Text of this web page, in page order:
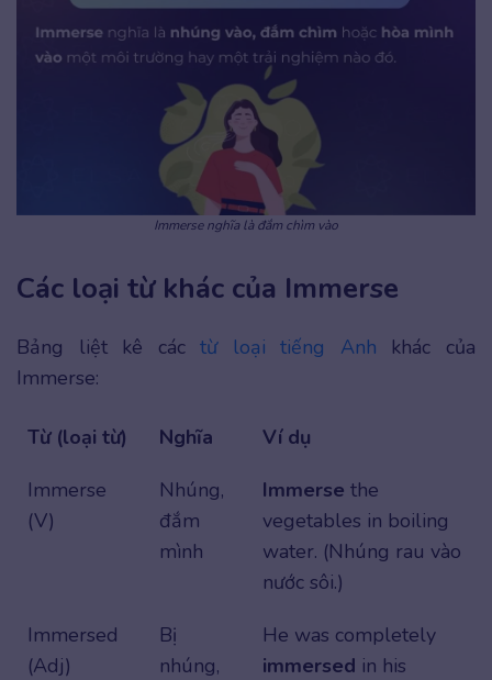
Immerse nghĩa là đắm chìm vào
Các loại từ khác của Immerse
Bảng liệt kê cáctừ loại tiếng Anh khác của
Immerse:
Từ (loại từ) Nghĩa
Ví dụ
Immerse
(V)
Nhúng,
đắm
mình
Immerse the
vegetables in boiling
water. (Nhúng rau vào
nước sôi.)
Immersed
(Adj)
Bị
nhúng,
He was completely
immersed in his